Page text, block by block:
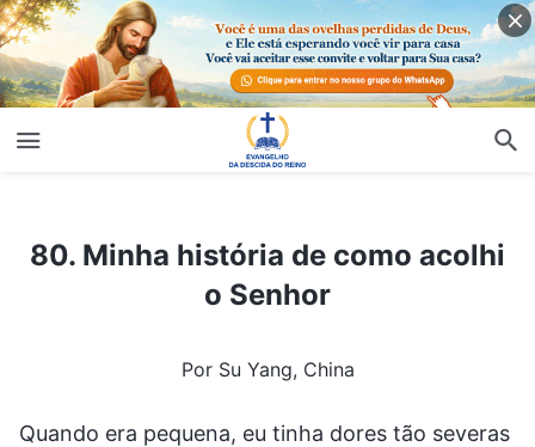
80. Minha história de como acolhi o Senhor
80. Minha história de como acolhi
o Senhor
Por Su Yang, China
Quando era pequena, eu tinha dores tão severas